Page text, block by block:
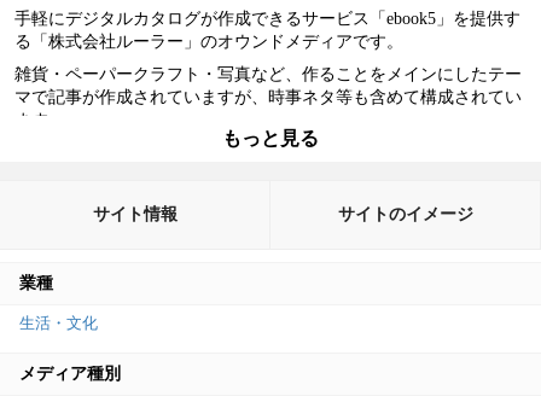
手軽にデジタルカタログが作成できるサービス「ebook5」を提供す
る「株式会社ルーラー」のオウンドメディアです。
雑貨・ペーパークラフト・写真など、作ることをメインにしたテー
マで記事が作成されていますが、時事ネタ等も含めて構成されてい
ます。
ただ、実際のサービスのebook5につながるような内容のコンテンツ
もっと見る
サイト情報 サイトのイメージ
業種
生活・文化
メディア種別